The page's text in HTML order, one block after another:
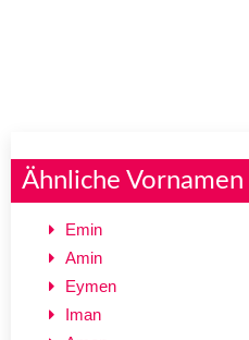
Ähnliche Vornamen
Emin
Amin
Eymen
Iman